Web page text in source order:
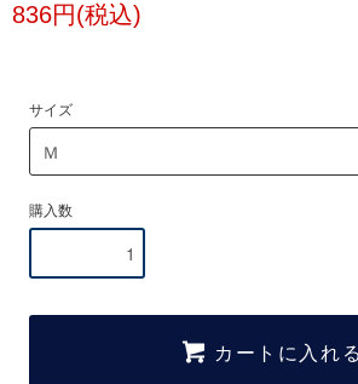
836円(税込)
サイズ
購入数
カートに入れる